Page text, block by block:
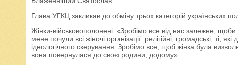
Глава УГКЦ закликав до обміну трьох категорій українських
Жінки-військовополонені: «Зробімо все від нас залежне,
мене почули всі жіночі організації: релігійні, громадські, ті,
ідеологічного скерування. Зробімо все, щоб жінка була
вона повернулася до своєї родини, додому».